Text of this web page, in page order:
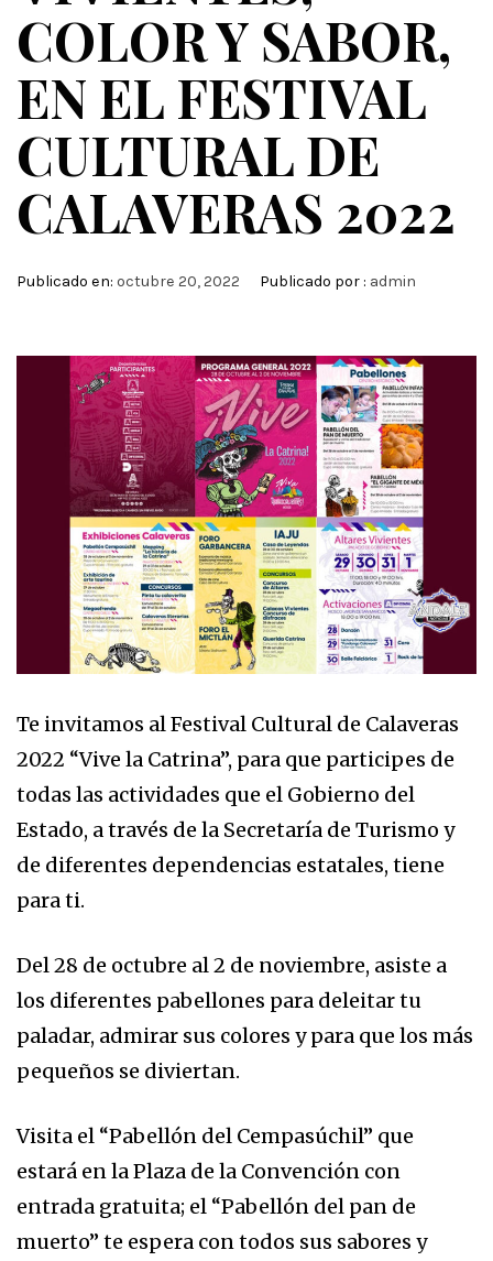
COLOR Y SABOR,
EN EL FESTIVAL
CULTURAL DE
CALAVERAS 2022
Publicado en: octubre 20, 2022 Publicado por : admin
Te invitamos al Festival Cultural de Calaveras
2022 “Vive la Catrina”, para que participes de
todas las actividades que el Gobierno del
Estado, a través de la Secretaría de Turismo y
de diferentes dependencias estatales, tiene
para ti.
Del 28 de octubre al 2 de noviembre, asiste a
los diferentes pabellones para deleitar tu
paladar, admirar sus colores y para que los más
pequeños se diviertan.
Visita el “Pabellón del Cempasúchil” que
estará en la Plaza de la Convención con
entrada gratuita; el “Pabellón del pan de
muerto” te espera con todos sus sabores y